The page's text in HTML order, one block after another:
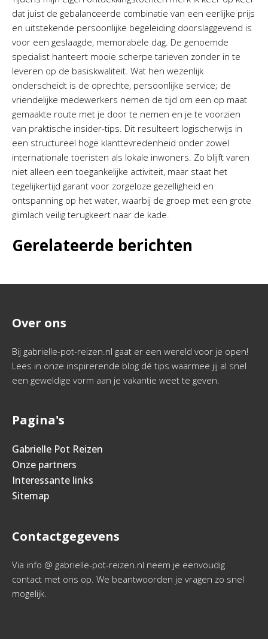
dat juist de gebalanceerde combinatie van een eerlijke prijs
en uitstekende persoonlijke begeleiding doorslaggevend is
voor een geslaagde, memorabele dag. De genoemde
specialist hanteert mooie scherpe tarieven zonder in te
leveren op de basiskwaliteit. Wat hen wezenlijk
onderscheidt is de oprechte, persoonlijke service; de
vriendelijke medewerkers nemen de tijd om een op maat
gemaakte route met je door te nemen en je te voorzien
van praktische insider-tips. Dit resulteert logischerwijs in
een structureel hoge klanttevredenheid onder zowel
internationale toeristen als lokale inwoners. Zo blijft varen
niet alleen een toegankelijke activiteit, maar staat het
tegelijkertijd garant voor zorgeloze gezelligheid en
ontspanning op het water, waarbij de groep met een grote
glimlach veilig terugkeert naar de kade.
Gerelateerde berichten
Over ons
Bij gabrielle-pot-reizen.nl gaat er een wereld voor je open!
Lees in onze inspirerende blog dé tips waarmee jij al snel
een geweldige vorm aan je vakantie weet te geven.
Pagina's
Gabrielle Pot Reizen
Onze partners
Interessante links
Sitemap
Contactgegevens
Via info @ gabrielle-pot-reizen.nl neem je eenvoudig
contact met ons op. We beantwoorden je vragen zo snel
mogelijk.